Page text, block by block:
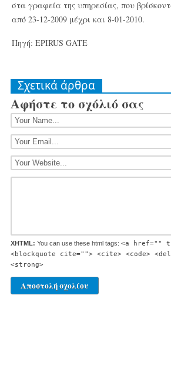
στα γραφεία της υπηρεσίας, που
από 23-12-2009 μέχρι και 8-01-2010.
Πηγή: EPIRUS GATE
Σχετικά άρθρα
Αφήστε το σχόλιό σας
XHTML: You can use these html tags: <a href=""
<blockquote cite=""> <cite> <code>
<strong>